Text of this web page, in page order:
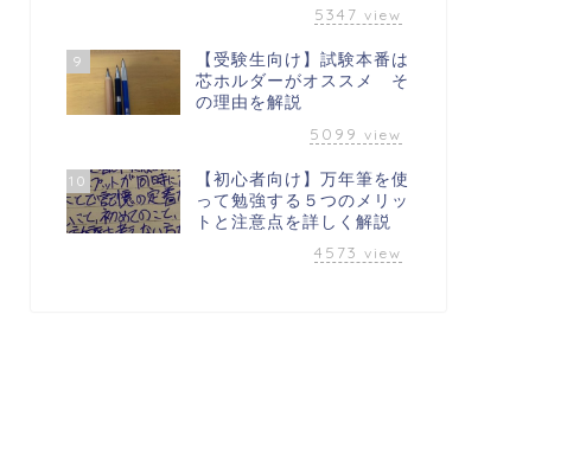
5347 view
9
【受験生向け】試験本番は
芯ホルダーがオススメ そ
の理由を解説
5099 view
10
【初心者向け】万年筆を使
って勉強する５つのメリッ
トと注意点を詳しく解説
4573 view